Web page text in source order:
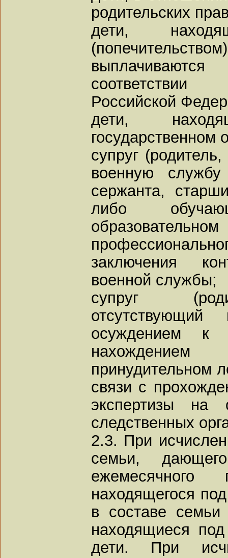
родительских
дети,
Российской
дети,
государственном
супруг
военную
сержанта,
либо
заключения
военной службы;
супруг
осуждением к
принудительном
связи с
экспертизы на
следственных
2.3. При
семьи,
находящегося
в составе семьи
находящиеся под
дети. При